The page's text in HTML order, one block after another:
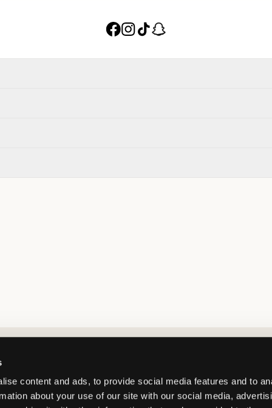
content and ads, to provide social media features and to
about your use of our site with our social media,